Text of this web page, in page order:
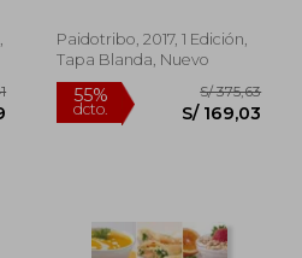
Paidotribo, 2017, 1 Edición,
Tapa Blanda, Nuevo